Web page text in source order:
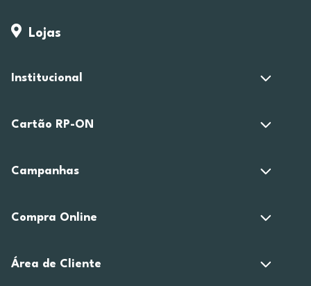
Lojas
Institucional
Cartão RP-ON
Campanhas
Compra Online
Área de Cliente